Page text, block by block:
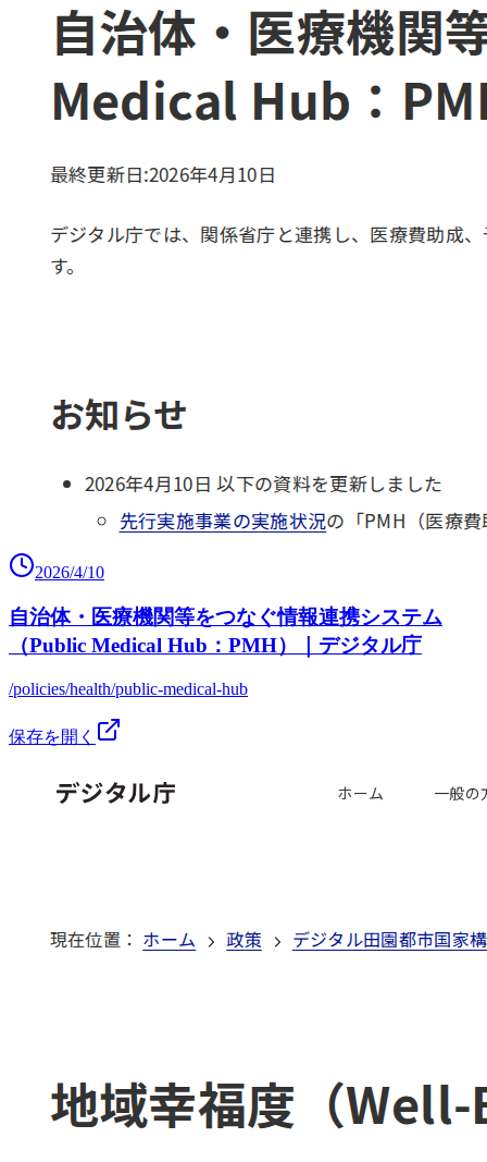
2026/4/10
自治体・医療機関等をつなぐ情報連携システム
（Public Medical Hub：PMH）｜デジタル庁
/policies/health/public-medical-hub
保存を開く